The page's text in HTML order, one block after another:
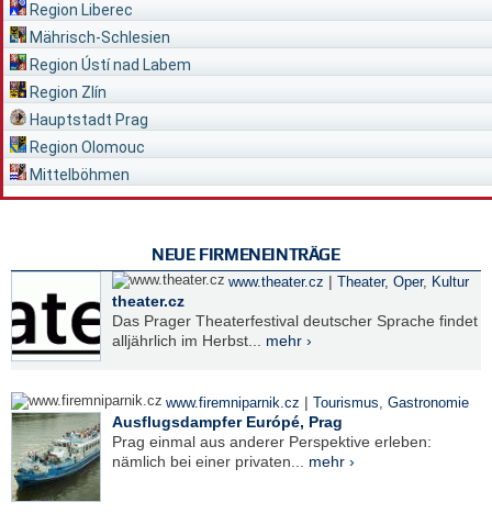
Region Liberec
Mährisch-Schlesien
Region Ústí nad Labem
Region Zlín
Hauptstadt Prag
Region Olomouc
Mittelböhmen
NEUE FIRMENEINTRÄGE
www.theater.cz | Theater, Oper, Kultur
theater.cz
Das Prager Theaterfestival deutscher Sprache findet
alljährlich im Herbst... mehr ›
www.firemniparnik.cz | Tourismus, Gastronomie
Ausflugsdampfer Európé, Prag
Prag einmal aus anderer Perspektive erleben:
nämlich bei einer privaten... mehr ›